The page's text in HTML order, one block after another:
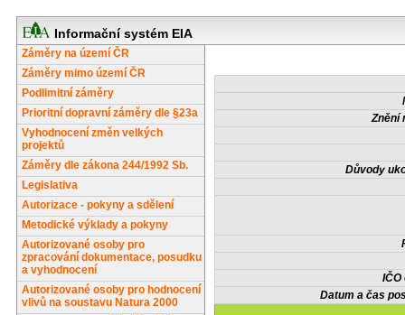
Informační systém EIA
Záměry na území ČR
Záměry mimo území ČR
Podlimitní záměry
Prioritní dopravní záměry dle §23a
Vyhodnocení změn velkých
projektů
Záměry dle zákona 244/1992 Sb.
Legislativa
Autorizace - pokyny a sdělení
Metodické výklady a pokyny
Autorizované osoby pro
zpracování dokumentace, posudku
a vyhodnocení
Autorizované osoby pro hodnocení
vlivů na soustavu Natura 2000
Znění
Důvody
IČO
Datum a čas